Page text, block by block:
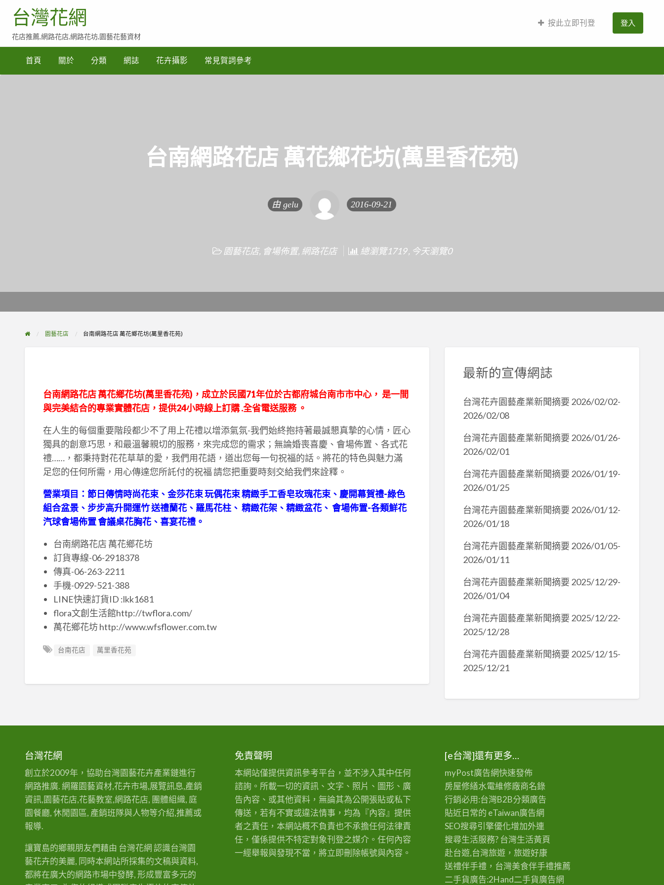
常
詞
台灣花網
花店推薦,網路花店,網路花坊,園藝花藝資材
按此立即刊登 登入
首頁 關於 分類 網誌 花卉攝影 常見賀詞參考
台南網路花店 萬花鄉花坊(萬里香花苑)
由 gelu 2016-09-21
園藝花店, 會場佈置, 網路花店 總瀏覽1719 , 今天瀏覽0
園藝花店 台南網路花店 萬花鄉花坊(萬里香花苑)
台南網路花店 萬花鄉花坊(萬里香花苑)，成立於民國71年位於古都府城台南市市中心， 是一間
與完美結合的專業實體花店，提供24小時線上訂購 .全省電送服務 。
在人生的每個重要階段都少不了用上花禮以增添氣氛-我們始終抱持著最誠懇真摯的心情，匠心
獨具的創意巧思，和最溫馨親切的服務，來完成您的需求；無論婚喪喜慶、會場佈置、各式花
禮……，都秉持對花花草草的愛，我們用花語，道出您每一句祝福的話。將花的特色與魅力滿
足您的任何所需，用心傳達您所託付的祝福 請您把重要時刻交給我們來詮釋。
營業項目：節日傳情時尚花束、金莎花束 玩偶花束 精緻手工香皂玫瑰花束、慶開幕賀禮-綠色
組合盆景、步步高升開運竹 送禮蘭花、羅馬花柱、 精緻花架、精緻盆花、 會場佈置-各類鮮花
汽球會場佈置 會議桌花胸花、喜宴花禮。
台南網路花店 萬花鄉花坊
訂貨專線-06-2918378
傳真-06-263-2211
手機-0929-521-388
LINE快速訂貨ID :lkk1681
flora文創生活館http://twflora.com/
萬花鄉花坊 http://www.wfsflower.com.tw
台南花店 萬里香花苑
最新的宣傳網誌
台灣花卉園藝產業新聞摘要 2026/02/02-
2026/02/08
台灣花卉園藝產業新聞摘要 2026/01/26-
2026/02/01
台灣花卉園藝產業新聞摘要 2026/01/19-
2026/01/25
台灣花卉園藝產業新聞摘要 2026/01/12-
2026/01/18
台灣花卉園藝產業新聞摘要 2026/01/05-
2026/01/11
台灣花卉園藝產業新聞摘要 2025/12/29-
2026/01/04
台灣花卉園藝產業新聞摘要 2025/12/22-
2025/12/28
台灣花卉園藝產業新聞摘要 2025/12/15-
2025/12/21
台灣花網
創立於2009年，協助台灣園藝花卉產業鏈進行
網路推廣. 網羅園藝資材,花卉市場,展覽訊息,產銷
資訊,園藝花店,花藝教室,網路花店, 團體組織, 庭
園餐廳, 休閒園區, 產銷班隊與人物等介紹,推薦或
報導.
讓寶島的鄉親朋友們藉由 台灣花網 認識台灣園
藝花卉的美麗, 同時本網站所採集的文稿與資料,
都將在廣大的網路市場中發酵, 形成豐富多元的
免責聲明
本網站僅提供資訊參考平台，並不涉入其中任何
諮詢。所載一切的資訊、文字、照片、圖形、廣
告內容、或其他資料，無論其為公開張貼或私下
傳送，若有不實或違法情事，均為『內容』提供
者之責任，本網站概不負責也不承擔任何法律責
任，僅係提供不特定對象刊登之媒介。任何內容
一經舉報與發現不當，將立即刪除帳號與內容。
[e台灣]還有更多…
myPost廣告網快速發佈
房屋修繕水電維修廠商名錄
行銷必用:台灣B2B分類廣告
貼近日常的 eTaiwan廣告網
SEO搜尋引擎優化增加外連
搜尋生活服務? 台灣生活黃頁
赴台遊,台灣旅遊 ，旅遊好康
送禮伴手禮，台灣美食伴手禮推薦
二手貨廣告:2Hand二手貨廣告網